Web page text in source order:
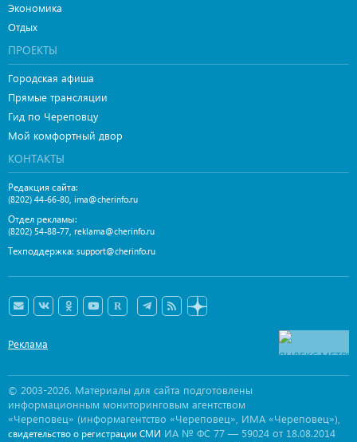
Экономика
Отдых
ПРОЕКТЫ
Городская афиша
Прямые трансляции
Гид по Череповцу
Мой комфортный двор
КОНТАКТЫ
Редакция сайта:
(8202) 44-66-80, ima@cherinfo.ru
Отдел рекламы:
(8202) 54-88-77, reklama@cherinfo.ru
Техподдержка: support@cherinfo.ru
Реклама
© 2003-2026. Материалы для сайта подготовлены
информационным мониторинговым агентством
«Череповец» (информагентство «Череповец», ИМА «Череповец»),
свидетельство о регистрации СМИ ИА № ФС 77 — 59024 от 18.08.2014